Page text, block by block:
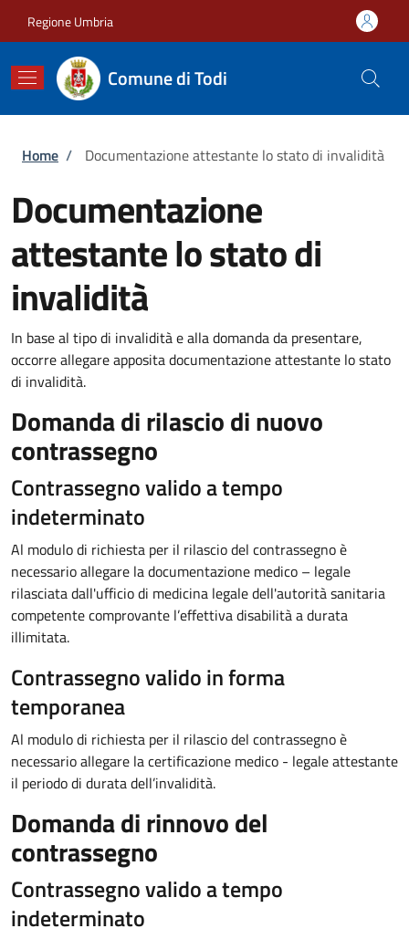
Regione Umbria
Comune di Todi
Briciole di pane
Home / Documentazione attestante lo stato di invalidità
Documentazione
attestante lo stato di
invalidità
In base al tipo di invalidità e alla domanda da presentare,
occorre allegare apposita documentazione attestante lo stato
di invalidità.
Domanda di rilascio di nuovo
contrassegno
Contrassegno valido a tempo
indeterminato
Al modulo di richiesta per il rilascio del contrassegno è
necessario allegare la documentazione medico – legale
rilasciata dall'ufficio di medicina legale dell'autorità sanitaria
competente comprovante l’effettiva disabilità a durata
illimitata.
Contrassegno valido in forma
temporanea
Al modulo di richiesta per il rilascio del contrassegno è
necessario allegare la certificazione medico - legale attestante
il periodo di durata dell’invalidità.
Domanda di rinnovo del
contrassegno
Contrassegno valido a tempo
indeterminato